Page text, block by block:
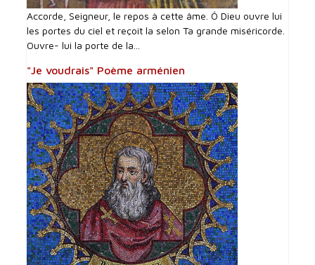
Accorde, Seigneur, le repos à cette âme. Ô Dieu ouvre lui
les portes du ciel et reçoit la selon Ta grande miséricorde.
Ouvre- lui la porte de la...
"Je voudrais" Poème arménien